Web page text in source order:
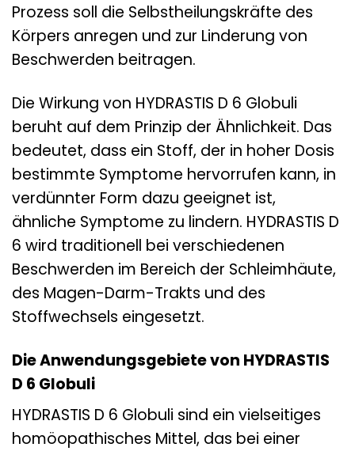
Prozess soll die Selbstheilungskräfte des
Körpers anregen und zur Linderung von
Beschwerden beitragen.
Die Wirkung von HYDRASTIS D 6 Globuli
beruht auf dem Prinzip der Ähnlichkeit. Das
bedeutet, dass ein Stoff, der in hoher Dosis
bestimmte Symptome hervorrufen kann, in
verdünnter Form dazu geeignet ist,
ähnliche Symptome zu lindern. HYDRASTIS D
6 wird traditionell bei verschiedenen
Beschwerden im Bereich der Schleimhäute,
des Magen-Darm-Trakts und des
Stoffwechsels eingesetzt.
Die Anwendungsgebiete von HYDRASTIS
D 6 Globuli
HYDRASTIS D 6 Globuli sind ein vielseitiges
homöopathisches Mittel, das bei einer